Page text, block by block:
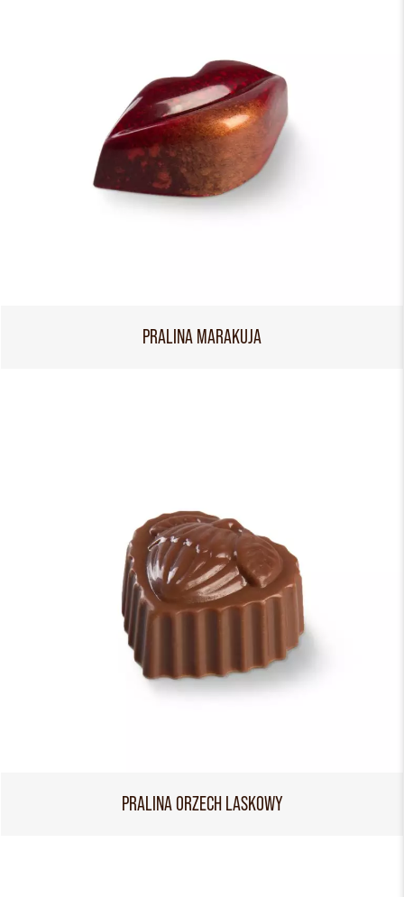
PRALINA MARAKUJA
PRALINA ORZECH LASKOWY